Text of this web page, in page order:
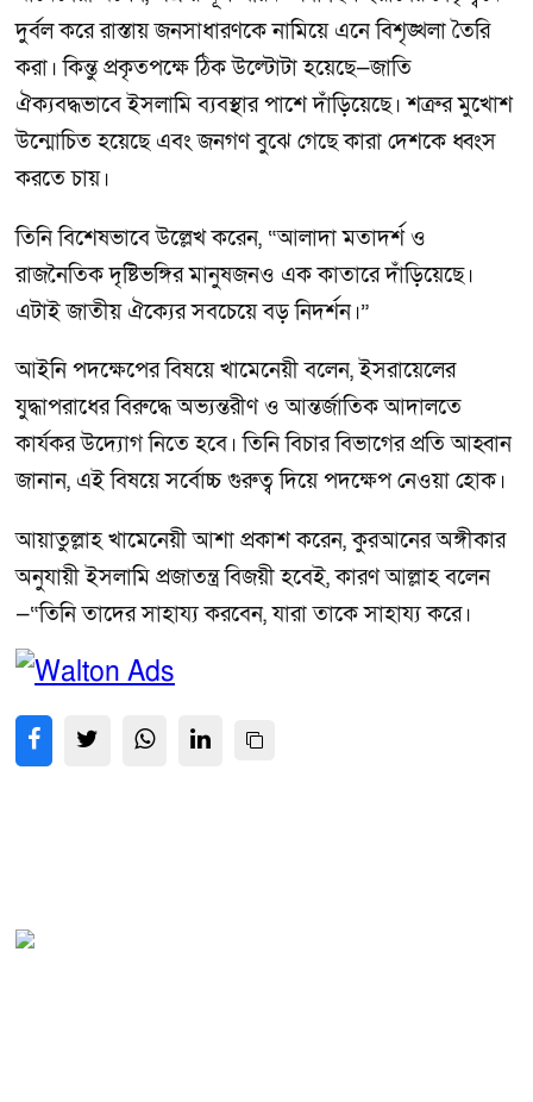
দুর্বল করে রাস্তায় জনসাধারণকে নামিয়ে এনে বিশৃঙ্খলা তৈরি
করা। কিন্তু প্রকৃতপক্ষে ঠিক উল্টোটা হয়েছে—জাতি
ঐক্যবদ্ধভাবে ইসলামি ব্যবস্থার পাশে দাঁড়িয়েছে। শত্রুর মুখোশ
উন্মোচিত হয়েছে এবং জনগণ বুঝে গেছে কারা দেশকে ধ্বংস
করতে চায়।
তিনি বিশেষভাবে উল্লেখ করেন, “আলাদা মতাদর্শ ও
রাজনৈতিক দৃষ্টিভঙ্গির মানুষজনও এক কাতারে দাঁড়িয়েছে।
এটাই জাতীয় ঐক্যের সবচেয়ে বড় নিদর্শন।”
আইনি পদক্ষেপের বিষয়ে খামেনেয়ী বলেন, ইসরায়েলের
যুদ্ধাপরাধের বিরুদ্ধে অভ্যন্তরীণ ও আন্তর্জাতিক আদালতে
কার্যকর উদ্যোগ নিতে হবে। তিনি বিচার বিভাগের প্রতি আহ্বান
জানান, এই বিষয়ে সর্বোচ্চ গুরুত্ব দিয়ে পদক্ষেপ নেওয়া হোক।
আয়াতুল্লাহ খামেনেয়ী আশা প্রকাশ করেন, কুরআনের অঙ্গীকার
অনুযায়ী ইসলামি প্রজাতন্ত্র বিজয়ী হবেই, কারণ আল্লাহ বলেন
—“তিনি তাদের সাহায্য করবেন, যারা তাকে সাহায্য করে।